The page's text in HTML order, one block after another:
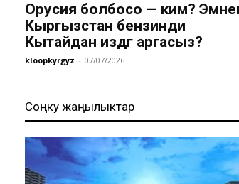
Орусия болбосо — ким?
Кыргызстан бензинди
Кытайдан издөөгө аргасыз?
kloopkyrgyz - 07/07/2026
Соңку жаңылыктар